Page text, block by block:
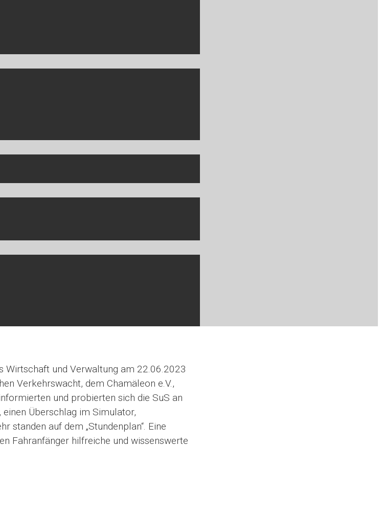
Wirtschaft und Verwaltung am 22.06.2023
Verkehrswacht, dem Chamäleon e.V.,
und probierten sich die SuS an
Überschlag im Simulator,
standen auf dem „Stundenplan“. Eine
Fahranfänger hilfreiche und wissenswerte